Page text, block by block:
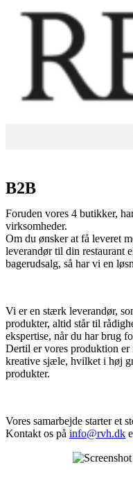
B2B
Foruden vores 4 butikker,
virksomheder.
Om du ønsker at få leveret
leverandør til din restaurant
bagerudsalg, så har vi en
Vi er en stærk leverandør,
produkter, altid står til
ekspertise, når du har brug
Dertil er vores produktion
kreative sjæle, hvilket i høj
produkter.
Vores samarbejde starter et
Kontakt os på info@rvh.dk